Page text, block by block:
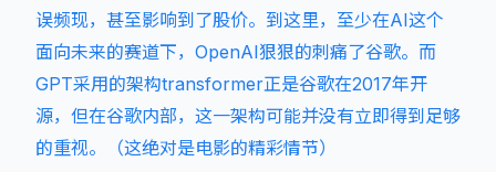
误频现，甚至影响到了股价。到这里，至少在AI这个
面向未来的赛道下，OpenAI狠狠的刺痛了谷歌。而
GPT采用的架构transformer正是谷歌在2017年开
源，但在谷歌内部，这一架构可能并没有立即得到足够
的重视。（这绝对是电影的精彩情节）